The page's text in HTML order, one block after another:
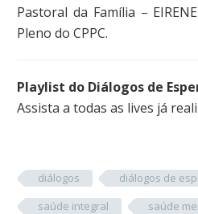
Pastoral da Família –
Pleno do CPPC.
Playlist do Diálogos de
Assista a todas as lives já
diálogos
diálogos de
saúde integral
saúde